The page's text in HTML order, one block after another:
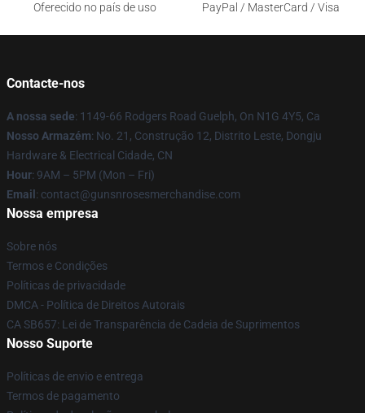
Oferecido no país de uso
PayPal / MasterCard / Visa
Contacte-nos
A nossa sede: 1149-66 Rodgers Road Guelph, On N1G 4Y5, Ca
Nosso Armazém: No. 21, Construção 12, Distrito Leste, Dongju
Hardware & Electrical Cidade, CN
Hour: 9AM – 5PM (Mon – Fri)
Email : contact@gunsnrosesmerchandise.com
Nossa empresa
Sobre nós
Termos e Condições
Políticas de privacidade
DMCA - Política de Direitos Autorais
CA SB657: Lei de Transparência de Cadeia de Suprimentos
Nosso Suporte
Políticas de envio e entrega
Termos de pagamento